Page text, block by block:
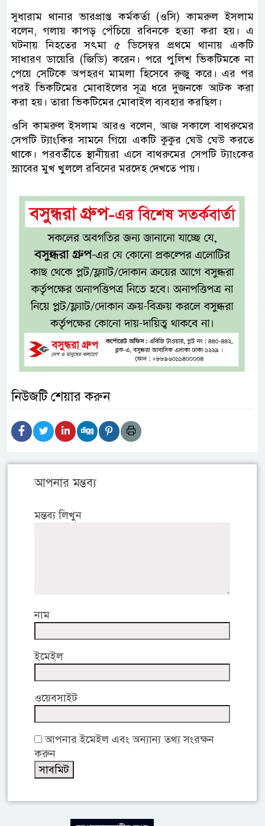
সুধারাম থানার ভারপ্রাপ্ত কর্মকর্তা (ওসি) কামরুল ইসলাম
বলেন, গলায় কাপড় পেঁচিয়ে রবিনকে হত্যা করা হয়। এ
ঘটনায় নিহতের সৎমা ৫ ডিসেম্বর প্রথমে থানায় একটি
সাধারণ ডায়েরি (জিডি) করেন। পরে পুলিশ ভিকটিমকে না
পেয়ে সেটিকে অপহরণ মামলা হিসেবে রুজু করে। এর পর
পরই ভিকটিমের মোবাইলের সূত্র ধরে দুজনকে আটক করা
করা হয়। তারা ভিকটিমের মোবাইল ব্যবহার করছিল।
ওসি কামরুল ইসলাম আরও বলেন, আজ সকালে বাথরুমের
সেপটি ট্যাংকির সামনে গিয়ে একটি কুকুর ঘেউ ঘেউ করতে
থাকে। পরবর্তীতে স্থানীয়রা এসে বাথরুমের সেপটি ট্যাংকের
স্ল্যাবের মুখ খুললে রবিনের মরদেহ দেখতে পায়।
নিউজটি শেয়ার করুন
আপনার মন্তব্য
মন্তব্য লিখুন
নাম
ইমেইল
ওয়েবসাইট
আপনার ইমেইল এবং অন্যান্য তথ্য সংরক্ষন
করুন